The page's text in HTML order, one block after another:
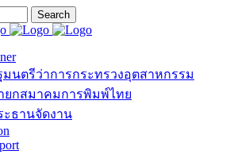
มนตรีว่าการกระทรวงอุตสาหกรรม
ยกสมาคมการพิมพ์ไทย
ะธานจัดงาน